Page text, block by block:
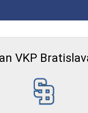
VKP